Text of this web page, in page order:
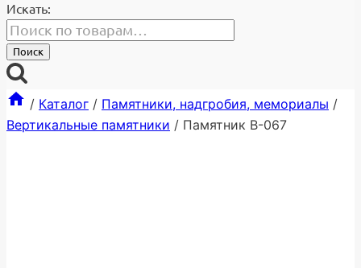
Искать:
Поиск
/ Каталог / Памятники, надгробия, мемориалы /
Вертикальные памятники / Памятник В-067